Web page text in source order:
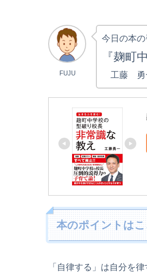
FUJU
今日の本
『麹町
工藤 勇
本のポイントはこ
「自律する」は自分を